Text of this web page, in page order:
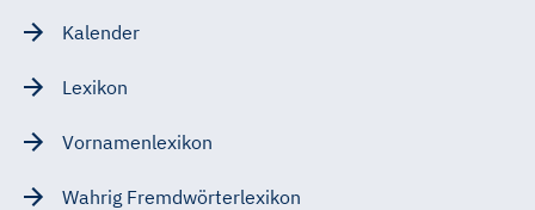
Kalender
Lexikon
Vornamenlexikon
Wahrig Fremdwörterlexikon